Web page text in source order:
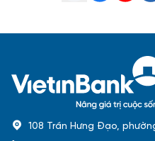
108 Trần Hưng Đạo,